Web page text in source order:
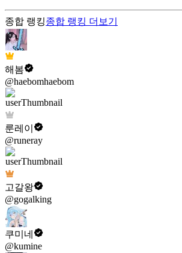
종합 랭킹종합 랭킹 더보기
해봄
@haebomhaebom
룬레이
@runeray
고갈왕
@gogalking
쿠미네
@kumine